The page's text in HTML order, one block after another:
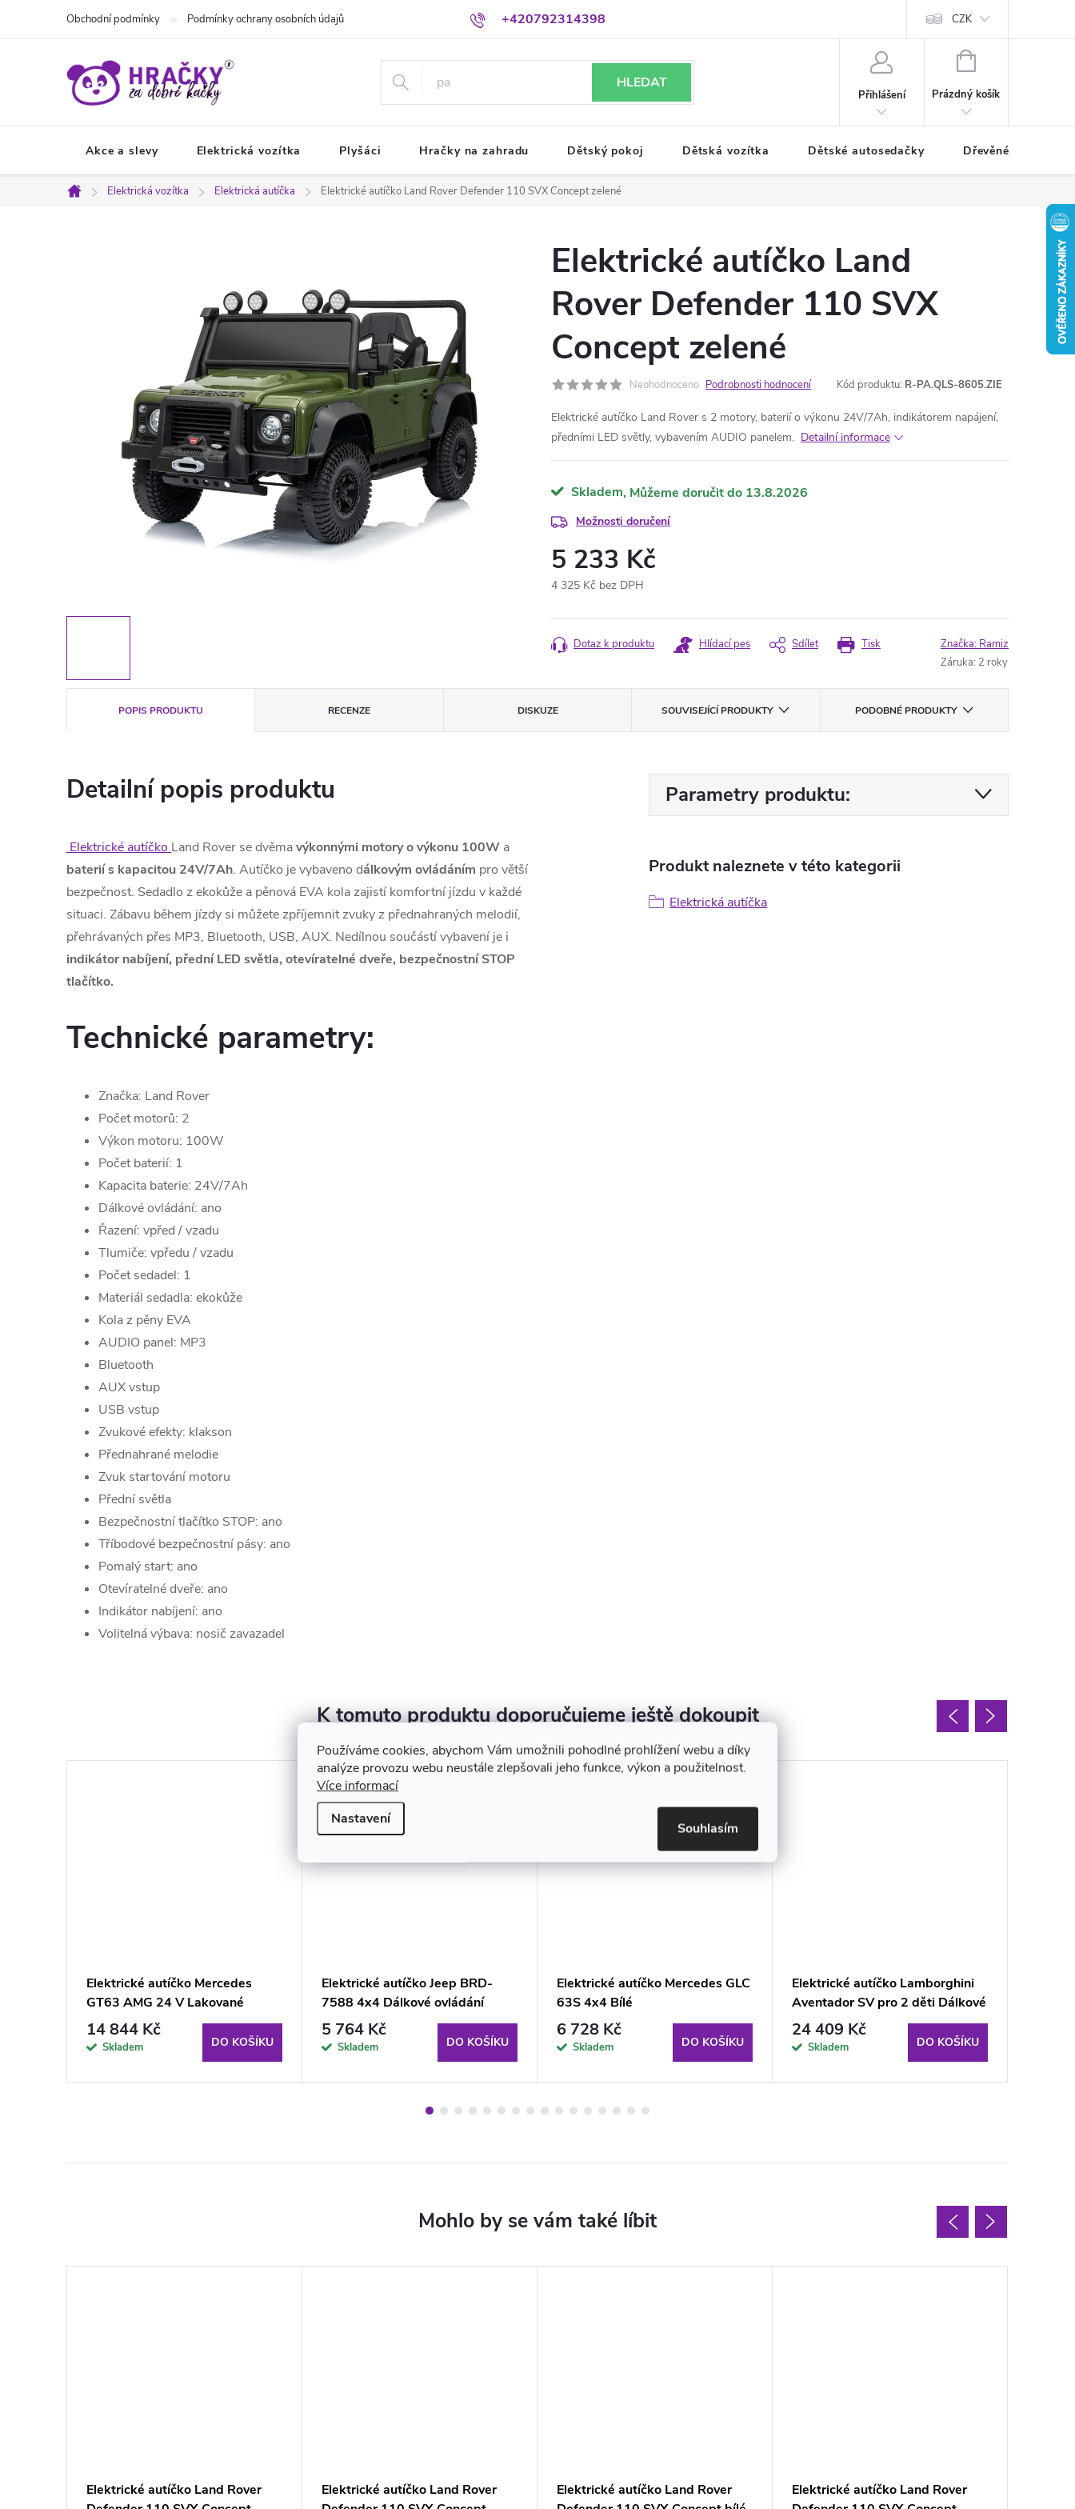
Používáme cookies, abychom Vám umožnili pohodlné prohlížení webu a díky
analýze provozu webu neustále zlepšovali jeho funkce, výkon a použitelnost.
Více informací
Nastavení
Souhlasím
+420792314398
Obchodní podmínky Podmínky ochrany osobních údajů CZK
HLEDAT
Přihlášení
NÁKUPNÍ
Prázdný košík
Akce a slevy Elektrická vozítka Plyšáci Hračky na zahradu Dětský pokoj Dětská vozítka Dětské autosedačky Dřevěné hračky
Domů
Elektrická vozítka Elektrická autíčka Elektrické autíčko Land Rover Defender 110 SVX Concept zelené
Elektrické autíčko Land
Rover Defender 110 SVX
Concept zelené
Neohodnoceno Podrobnosti hodnocení Kód produktu: R-PA.QLS-8605.ZIE
Elektrické autíčko Land Rover s 2 motory, baterií o výkonu 24V/7Ah, indikátorem napájení,
předními LED světly, vybavením AUDIO panelem. Detailní informace
Skladem 13.8.2026
Možnosti doručení
5 233 Kč
4 325 Kč bez DPH
cena:
Tisk
Dotaz k produktu Hlídací pes Sdílet Značka: Ramiz
Záruka: 2 roky
POPIS PRODUKTU RECENZE DISKUZE SOUVISEJÍCÍ PRODUKTY PODOBNÉ PRODUKTY
Detailní popis produktu
Elektrické autíčko Land Rover se dvěmavýkonnými motory o výkonu 100W a
baterií s kapacitou 24V/7Ah. Autíčko je vybaveno dálkovým ovládáním pro větší
bezpečnost. Sedadlo z ekokůže a pěnová EVA kola zajistí komfortní jízdu v každé
situaci. Zábavu během jízdy si můžete zpříjemnit zvuky z přednahraných melodií,
přehrávaných přes MP3, Bluetooth, USB, AUX. Nedílnou součástí vybavení je i
indikátor nabíjení, přední LED světla, otevíratelné dveře, bezpečnostní STOP
tlačítko.
Technické parametry:
Značka: Land Rover
Počet motorů: 2
Výkon motoru: 100W
Počet baterií: 1
Kapacita baterie: 24V/7Ah
Dálkové ovládání: ano
Řazení: vpřed / vzadu
Tlumiče: vpředu / vzadu
Počet sedadel: 1
Materiál sedadla: ekokůže
Kola z pěny EVA
AUDIO panel: MP3
Bluetooth
AUX vstup
USB vstup
Zvukové efekty: klakson
Přednahrané melodie
Zvuk startování motoru
Přední světla
Bezpečnostní tlačítko STOP: ano
Tříbodové bezpečnostní pásy: ano
Pomalý start: ano
Otevíratelné dveře: ano
Indikátor nabíjení: ano
Volitelná výbava: nosič zavazadel
Parametry produktu:
Produkt naleznete v této kategorii
Elektrická autíčka
K tomuto produktu doporučujeme ještě dokoupit
Elektrické autíčko Mercedes
GT63 AMG 24 V Lakované
Světle Šedé
14 844 Kč
Skladem DO KOŠÍKU
Elektrické autíčko Jeep BRD-
7588 4x4 Dálkové ovládání
Černé
5 764 Kč
Skladem DO KOŠÍKU
Elektrické autíčko Mercedes GLC
63S 4x4 Bílé
6 728 Kč
Skladem DO KOŠÍKU
Elektrické autíčko Lamborghini
Aventador SV pro 2 děti Dálkové
ovládání 2,4 GHz Červené EVA
kola
24 409 Kč
Skladem DO KOŠÍKU
Elektrické autíčko Land Rover
Elektrické autíčko Land Rover
Elektrické autíčko Land Rover
Elektrické autíčko Land Rover